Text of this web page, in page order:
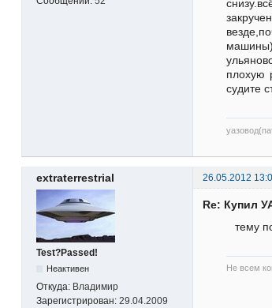
плохую
судите
extraterrestrial 26.05.2012
Test?Passed!
Неактивен
Откуда: Владимир
Зарегистрирован: 29.04.2009
Re: Купил
тему
Не всем